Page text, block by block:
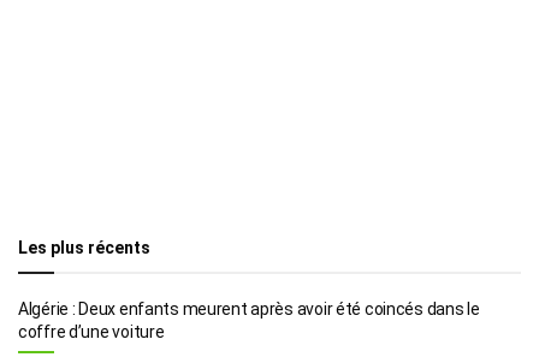
Les plus récents
Algérie : Deux enfants meurent après avoir été coincés dans le
coffre d’une voiture